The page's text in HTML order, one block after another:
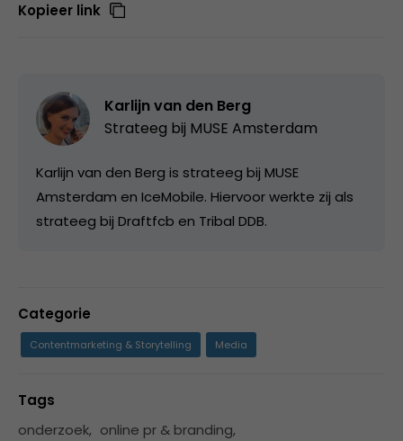
Kopieer link
Karlijn van den Berg
Strateeg bij MUSE Amsterdam
Karlijn van den Berg is strateeg bij MUSE
Amsterdam en IceMobile. Hiervoor werkte zij als
strateeg bij Draftfcb en Tribal DDB.
Categorie
Contentmarketing & Storytelling Media
Tags
onderzoek, online pr & branding,